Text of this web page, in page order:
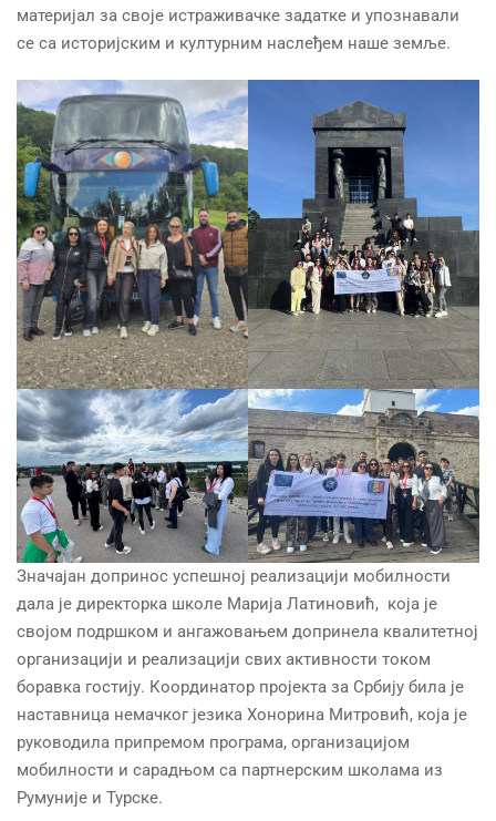
материјал за своје истраживачке задатке и упознавали
се са историјским и културним наслеђем наше земље.
Значајан допринос успешној реализацији мобилности
дала је директорка школе Марија Латиновић, која је
својом подршком и ангажовањем допринела квалитетној
организацији и реализацији свих активности током
боравка гостију. Координатор пројекта за Србију била је
наставница немачког језика Хонорина Митровић, која је
руководила припремом програма, организацијом
мобилности и сарадњом са партнерским школама из
Румуније и Турске.